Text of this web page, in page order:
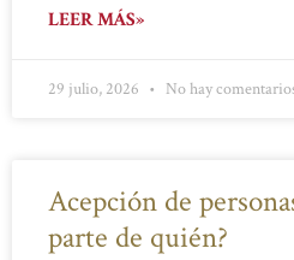
LEER MÁS»
29 julio, 2026 No hay
Acepción de
parte de quién?